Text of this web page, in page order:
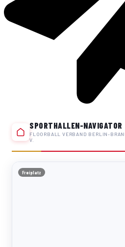
SPORTHALLEN-NAVIGATOR
FLOORBALL VERBAND BERLIN-
V.
Freiplatz